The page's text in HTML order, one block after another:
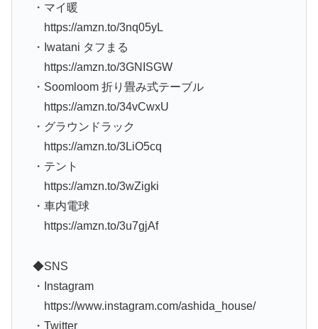
・マイ暖
https://amzn.to/3nq05yL
・Iwatani タフまる
https://amzn.to/3GNISGW
・Soomloom 折り畳み式テーブル
https://amzn.to/34vCwxU
・グラウンドラック
https://amzn.to/3LiO5cq
・テント
https://amzn.to/3wZigki
・車内電球
https://amzn.to/3u7gjAf
◆SNS
・Instagram
https://www.instagram.com/ashida_house/
・Twitter